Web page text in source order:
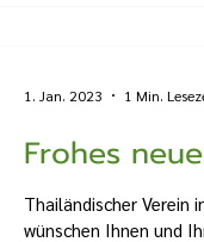
Frohes
Thailändischer Verein
wünschen Ihnen und
1. Jan. 2023 1 Min.